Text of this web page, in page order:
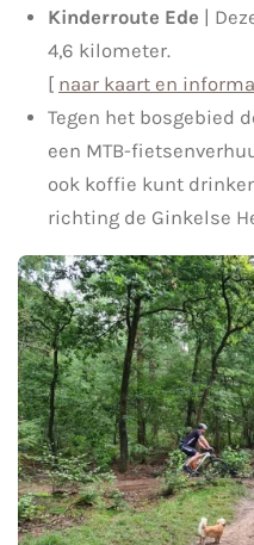
Kinderroute Ede |
4,6 kilometer.
[ naar kaart en
Tegen het bosgebied
een MTB-
ook koffie kunt
richting de Ginkelse